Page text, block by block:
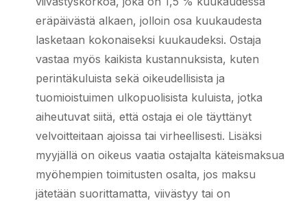
eräpäivästä alkaen, jolloin osa kuukaudesta
lasketaan kokonaiseksi kuukaudeksi. Ostaja
vastaa myös kaikista kustannuksista, kuten
perintäkuluista sekä oikeudellisista ja
tuomioistuimen ulkopuolisista kuluista, jotka
aiheutuvat siitä, että ostaja ei ole täyttänyt
velvoitteitaan ajoissa tai virheellisesti. Lisäksi
myyjällä on oikeus vaatia ostajalta käteismaksua
myöhempien toimitusten osalta, jos maksu
jätetään suorittamatta, viivästyy tai on